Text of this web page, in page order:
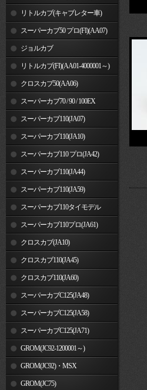
リトルカブ(キャブレター車)
スーパーカブ50 プロ(FI)(AA07)
ジョルカブ
リトルカブ(FI)(AA01-4000001～)
クロスカブ50(AA06)
スーパーカブ70 / 90 / 100EX
スーパーカブ110(JA07)
スーパーカブ110(JA10)
スーパーカブ110 プロ(JA42)
スーパーカブ110(JA44)
スーパーカブ110(JA59)
スーパーカブ110タイモデル
(MLHJA56)
スーパーカブ110プロ(JA61)
クロスカブ(JA10)
クロスカブ110(JA45)
クロスカブ110(JA60)
スーパーカブC125(JA48)
スーパーカブC125(JA58)
スーパーカブC125(JA71)
GROM(JC92-1200001～)
GROM(JC92)・MSX
GROM(MLHJC92)
GROM(JC75)